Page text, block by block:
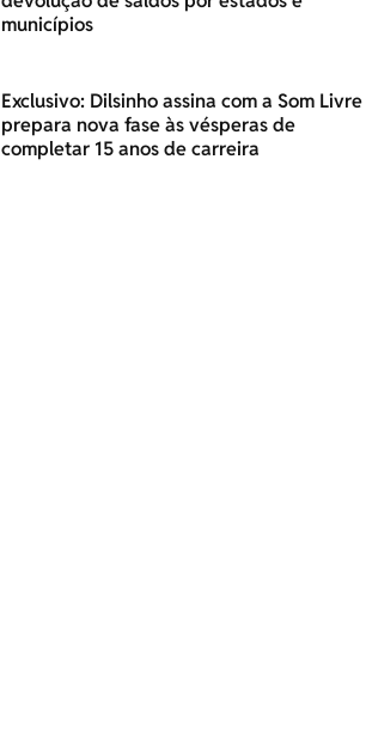
municípios
Exclusivo: Dilsinho assina com a Som
prepara nova fase às vésperas de
completar 15 anos de carreira